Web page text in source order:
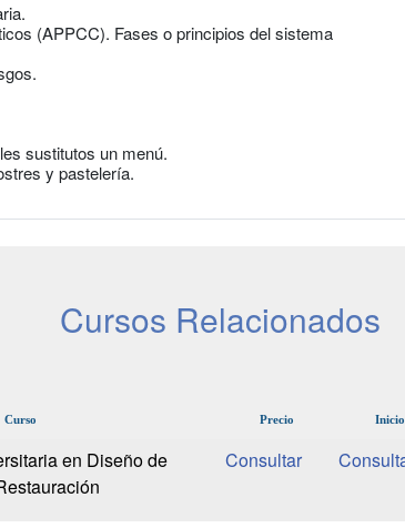
(APPCC). Fases o principios del sistema
sustitutos un menú.
y pastelería.
Cursos Relacionados
Curso Precio Inicio
en Diseño de